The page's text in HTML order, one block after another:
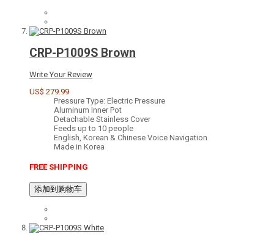
CRP-P1009S Brown
Write Your Review
US$ 279.99
Pressure Type: Electric Pressure
Aluminum Inner Pot
Detachable Stainless Cover
Feeds up to 10 people
English, Korean & Chinese Voice Navigation
Made in Korea
FREE SHIPPING
添加到购物车